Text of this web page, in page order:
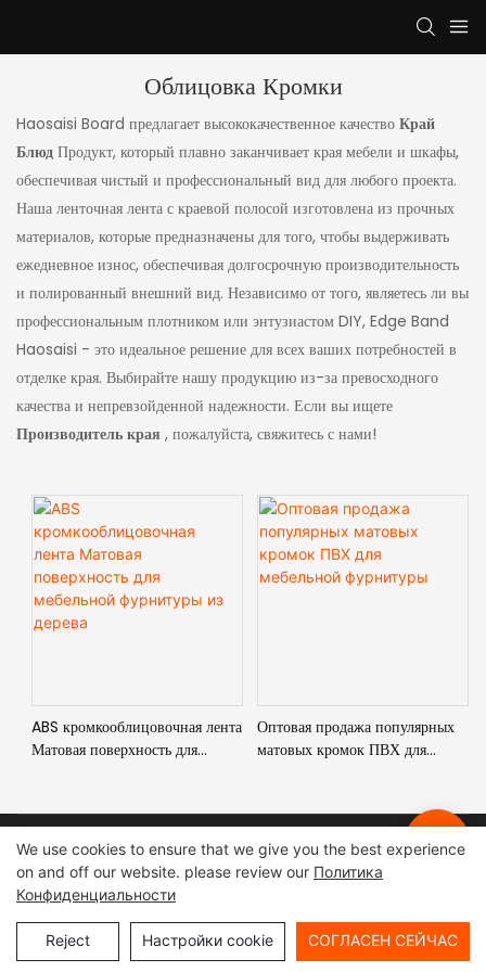
Облицовка Кромки
Haosaisi Board предлагает высококачественное качество Край
Блюд Продукт, который плавно заканчивает края мебели и шкафы,
обеспечивая чистый и профессиональный вид для любого проекта.
Наша ленточная лента с краевой полосой изготовлена ​​из прочных
материалов, которые предназначены для того, чтобы выдерживать
ежедневное износ, обеспечивая долгосрочную производительность
и полированный внешний вид. Независимо от того, являетесь ли вы
профессиональным плотником или энтузиастом DIY, Edge Band
Haosaisi - это идеальное решение для всех ваших потребностей в
отделке края. Выбирайте нашу продукцию из-за превосходного
качества и непревзойденной надежности. Если вы ищете
Производитель края , пожалуйста, свяжитесь с нами!
ABS кромкооблицовочная лента
Матовая поверхность для
Оптовая продажа популярных
матовых кромок ПВХ для
Авторское право ©2024 Совет директоров Хаосаиси|Карта
сайта | Политика конфиденциальности
We use cookies to ensure that we give you the best experience
on and off our website. please review our Политика
Конфиденциальности
Reject Настройки cookie СОГЛАСЕН СЕЙЧАС